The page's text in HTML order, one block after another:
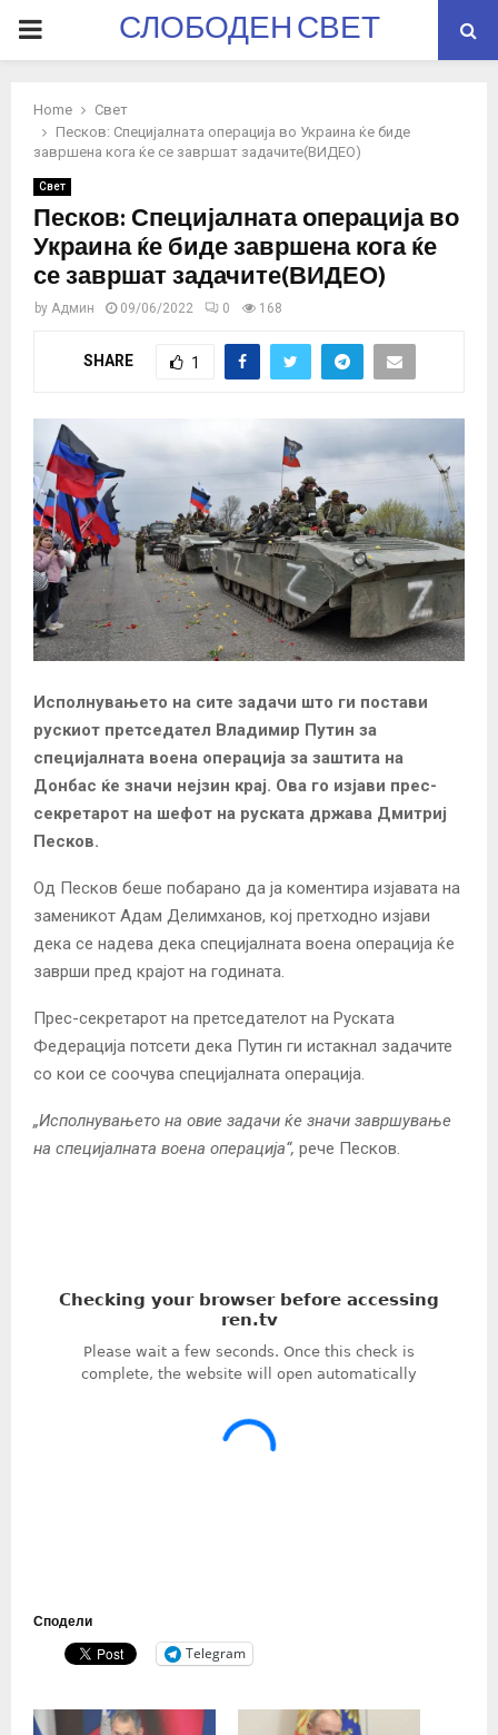
PRIMARYСЛОБОДЕН СВЕТ
Home
Свет
Песков: Специјалната операција во Украина ќе биде
завршена кога ќе се завршат задачите(ВИДЕО)
Свет
Песков: Специјалната операција во
Украина ќе биде завршена кога ќе
се завршат задачите(ВИДЕО)
by Админ 09/06/2022 0 168
SHARE 1
Исполнувањето на сите задачи што ги постави
рускиот претседател Владимир Путин за
специјалната воена операција за заштита на
Донбас ќе значи нејзин крај. Ова го изјави прес-
секретарот на шефот на руската држава Дмитриј
Песков.
Од Песков беше побарано да ја коментира изјавата на
заменикот Адам Делимханов, кој претходно изјави
дека се надева дека специјалната воена операција ќе
заврши пред крајот на годината.
Прес-секретарот на претседателот на Руската
Федерација потсети дека Путин ги истакнал задачите
со кои се соочува специјалната операција.
„Исполнувањето на овие задачи ќе значи завршување
на специјалната воена операција“, рече Песков.
Сподели
Telegram